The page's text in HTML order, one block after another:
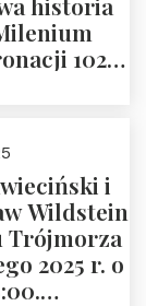
1025-
17:30,
i
Wildstein
Trójmorza
2025 r. o